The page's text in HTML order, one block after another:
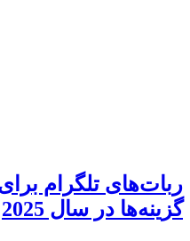
ربات‌های تلگرام
گزینه‌ها در سال 2025